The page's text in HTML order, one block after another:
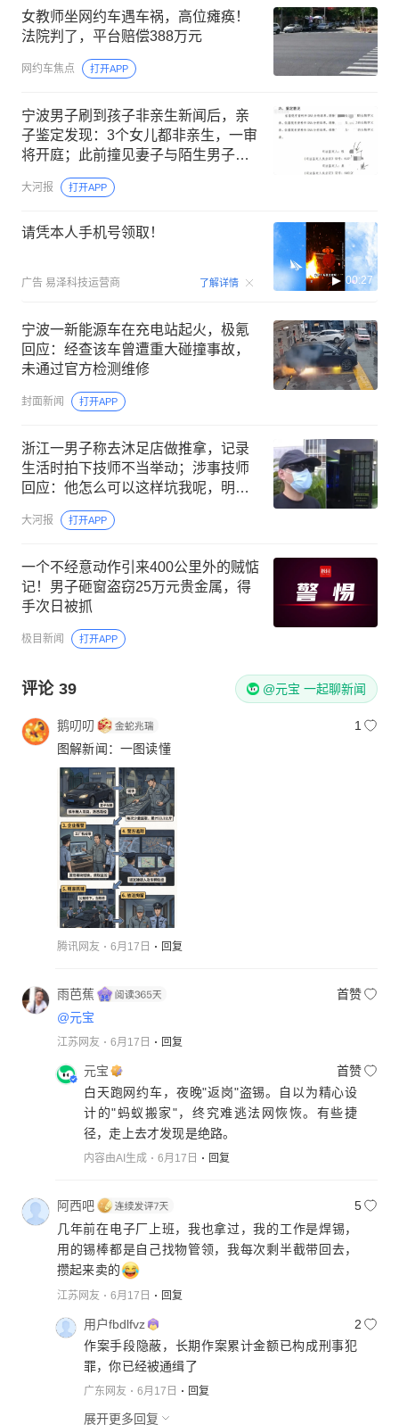
女教师坐网约车遇车祸，高位瘫痪！
法院判了，平台赔偿388万元
网约车焦点 打开APP
宁波男子刷到孩子非亲生新闻后，亲
子鉴定发现：3个女儿都非亲生，一审
将开庭；此前撞见妻子与陌生男子同
行，还拆除家中监控、行车记录仪
大河报 打开APP
请凭本人手机号领取！
广告 易泽科技运营商 了解详情 00:27
宁波一新能源车在充电站起火，极氪
回应：经查该车曾遭重大碰撞事故，
未通过官方检测维修
封面新闻 打开APP
浙江一男子称去沐足店做推拿，记录
生活时拍下技师不当举动；涉事技师
回应：他怎么可以这样坑我呢，明明
就是他自己说的；警方已介入调查
大河报 打开APP
一个不经意动作引来400公里外的贼惦
记！男子砸窗盗窃25万元贵金属，得
手次日被抓
极目新闻 打开APP
评论 39 @元宝 一起聊新闻
鹅叨叨
1
图解新闻：一图读懂
腾讯网友 6月17日 回复
雨芭蕉
首赞
@元宝
江苏网友 6月17日 回复
元宝
首赞
白天跑网约车，夜晚"返岗"盗锡。自以为精心设
计的"蚂蚁搬家"，终究难逃法网恢恢。有些捷
径，走上去才发现是绝路。
内容由AI生成 6月17日 回复
阿西吧
5
几年前在电子厂上班，我也拿过，我的工作是焊锡，
用的锡棒都是自己找物管领，我每次剩半截带回去，
攒起来卖的
江苏网友 6月17日 回复
用户fbdlfvz
2
作案手段隐蔽，长期作案累计金额已构成刑事犯
罪，你已经被通缉了
广东网友 6月17日 回复
展开更多回复